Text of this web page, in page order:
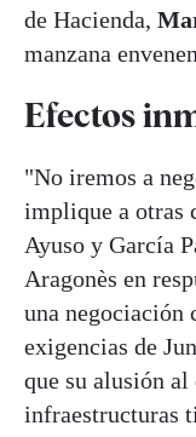
de Hacienda,
manzana
Efectos
"No iremos a
implique a otras
Ayuso y García
Aragonès en
una negociación
exigencias de
que su alusión
infraestructuras